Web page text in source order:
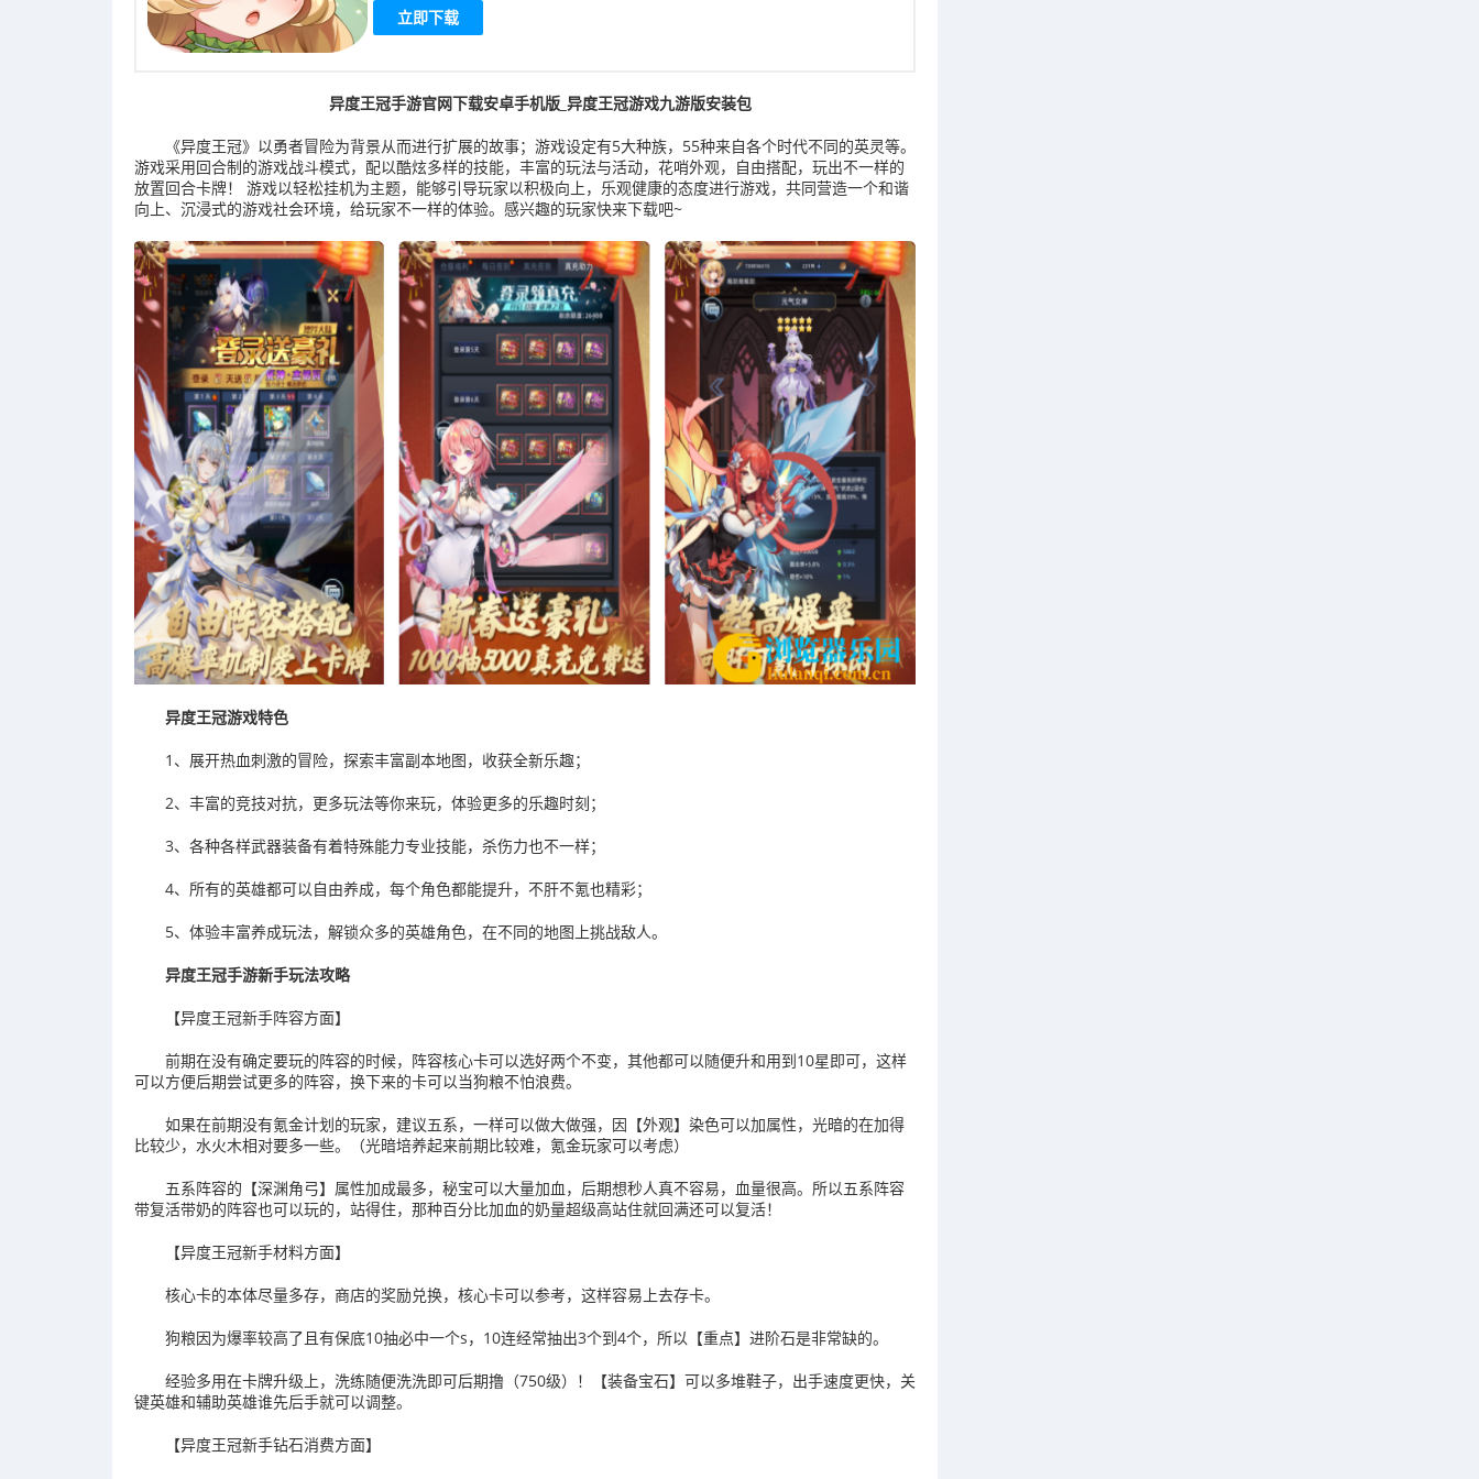
立即下载
异度王冠手游官网下载安卓手机版_异度王冠游戏九游版安装包
《异度王冠》以勇者冒险为背景从而进行扩展的故事；游戏设定有5大种族，55种来自各个时代不同的英灵等。
游戏采用回合制的游戏战斗模式，配以酷炫多样的技能，丰富的玩法与活动，花哨外观，自由搭配，玩出不一样的
放置回合卡牌！ 游戏以轻松挂机为主题，能够引导玩家以积极向上，乐观健康的态度进行游戏，共同营造一个和谐
向上、沉浸式的游戏社会环境，给玩家不一样的体验。感兴趣的玩家快来下载吧~
异度王冠游戏特色
1、展开热血刺激的冒险，探索丰富副本地图，收获全新乐趣；
2、丰富的竞技对抗，更多玩法等你来玩，体验更多的乐趣时刻；
3、各种各样武器装备有着特殊能力专业技能，杀伤力也不一样；
4、所有的英雄都可以自由养成，每个角色都能提升，不肝不氪也精彩；
5、体验丰富养成玩法，解锁众多的英雄角色，在不同的地图上挑战敌人。
异度王冠手游新手玩法攻略
【异度王冠新手阵容方面】
前期在没有确定要玩的阵容的时候，阵容核心卡可以选好两个不变，其他都可以随便升和用到10星即可，这样
可以方便后期尝试更多的阵容，换下来的卡可以当狗粮不怕浪费。
如果在前期没有氪金计划的玩家，建议五系，一样可以做大做强，因【外观】染色可以加属性，光暗的在加得
比较少，水火木相对要多一些。（光暗培养起来前期比较难，氪金玩家可以考虑）
五系阵容的【深渊角弓】属性加成最多，秘宝可以大量加血，后期想秒人真不容易，血量很高。所以五系阵容
带复活带奶的阵容也可以玩的，站得住，那种百分比加血的奶量超级高站住就回满还可以复活！
【异度王冠新手材料方面】
核心卡的本体尽量多存，商店的奖励兑换，核心卡可以参考，这样容易上去存卡。
狗粮因为爆率较高了且有保底10抽必中一个s，10连经常抽出3个到4个，所以【重点】进阶石是非常缺的。
经验多用在卡牌升级上，洗练随便洗洗即可后期撸（750级）！【装备宝石】可以多堆鞋子，出手速度更快，关
键英雄和辅助英雄谁先后手就可以调整。
【异度王冠新手钻石消费方面】